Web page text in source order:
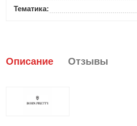
Тематика:
Описание Отзывы